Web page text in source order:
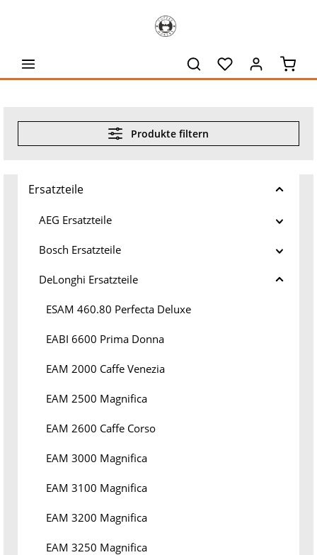
Produkte filtern
Ersatzteile
AEG Ersatzteile
Bosch Ersatzteile
DeLonghi Ersatzteile
ESAM 460.80 Perfecta Deluxe
EABI 6600 Prima Donna
EAM 2000 Caffe Venezia
EAM 2500 Magnifica
EAM 2600 Caffe Corso
EAM 3000 Magnifica
EAM 3100 Magnifica
EAM 3200 Magnifica
EAM 3250 Magnifica